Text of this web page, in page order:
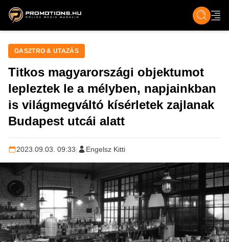
ZENE, FILM & KULT ÉLET TECH &
GASZTRO & UTAZÁS
Titkos magyarországi objektumot
lepleztek le a mélyben, napjainkban
is világmegváltó kísérletek zajlanak
Budapest utcái alatt
2023.09.03. 09:33| Engelsz Kitti